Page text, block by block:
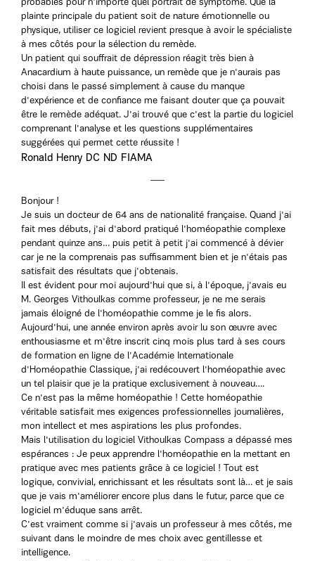
probables pour n'importe quel portrait de symptôme. Que la
plainte principale du patient soit de nature émotionnelle ou
physique, utiliser ce logiciel revient presque à avoir le spécialiste
à mes côtés pour la sélection du remède.
Un patient qui souffrait de dépression réagit très bien à
Anacardium à haute puissance, un remède que je n'aurais pas
choisi dans le passé simplement à cause du manque
d'expérience et de confiance me faisant douter que ça pouvait
être le remède adéquat. J'ai trouvé que c'est la partie du logiciel
comprenant l'analyse et les questions supplémentaires
suggérées qui permet cette réussite !
Ronald Henry DC ND FIAMA
Bonjour !
Je suis un docteur de 64 ans de nationalité française. Quand j'ai
fait mes débuts, j'ai d'abord pratiqué l'homéopathie complexe
pendant quinze ans… puis petit à petit j'ai commencé à dévier
car je ne la comprenais pas suffisamment bien et je n'étais pas
satisfait des résultats que j'obtenais.
Il est évident pour moi aujourd'hui que si, à l'époque, j'avais eu
M. Georges Vithoulkas comme professeur, je ne me serais
jamais éloigné de l'homéopathie comme je le fis alors.
Aujourd'hui, une année environ après avoir lu son œuvre avec
enthousiasme et m'être inscrit cinq mois plus tard à ses cours
de formation en ligne de l'Αcadémie Internationale
d'Ηoméopathie Classique, j'ai redécouvert l'homéopathie avec
un tel plaisir que je la pratique exclusivement à nouveau….
Ce n'est pas la même homéopathie ! Cette homéopathie
véritable satisfait mes exigences professionnelles journalières,
mon intellect et mes aspirations les plus profondes.
Mais l'utilisation du logiciel Vithoulkas Compass a dépassé mes
espérances : Je peux apprendre l'homéopathie en la mettant en
pratique avec mes patients grâce à ce logiciel ! Tout est
logique, convivial, enrichissant et les résultats sont là… et je sais
que je vais m'améliorer encore plus dans le futur, parce que ce
logiciel m'éduque sans arrêt.
C'est vraiment comme si j'avais un professeur à mes côtés, me
suivant dans le moindre de mes choix avec gentillesse et
intelligence.